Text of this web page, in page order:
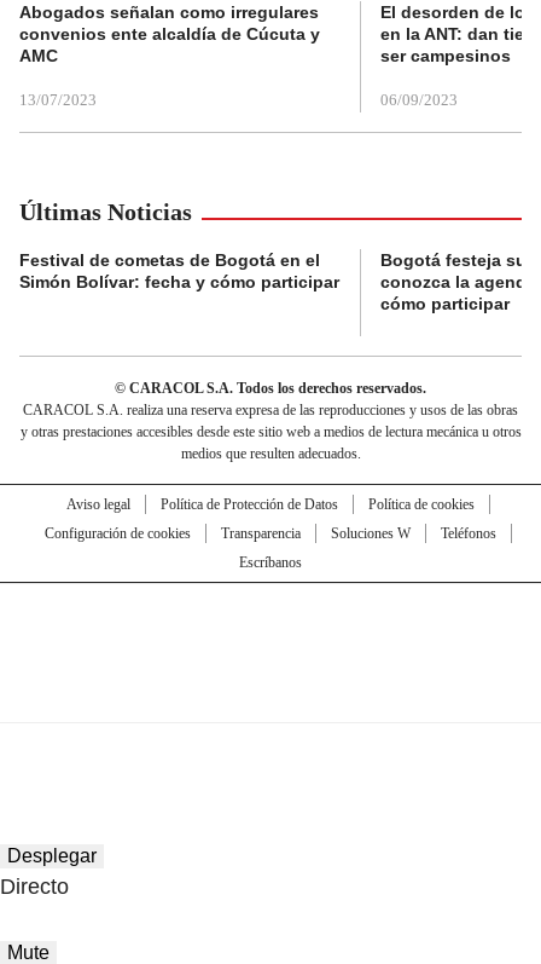
Abogados señalan como irregulares
convenios ente alcaldía de Cúcuta y
AMC
13/07/2023
El desorden de
en la ANT: dan
ser campesinos
06/09/2023
Últimas Noticias
Festival de cometas de Bogotá en el
Simón Bolívar: fecha y cómo participar
Bogotá festeja su
conozca la
cómo participar
© CARACOL S.A. Todos los derechos reservados.
CARACOL S.A. realiza una reserva expresa de las reproducciones y usos de las obras
y otras prestaciones accesibles desde este sitio web a medios de lectura mecánica u otros
medios que resulten adecuados.
Aviso legal Política de Protección de Datos
Política de cookies
Configuración de cookies
Transparencia Soluciones W
Teléfonos
Escríbanos
Desplegar
Directo
Mute